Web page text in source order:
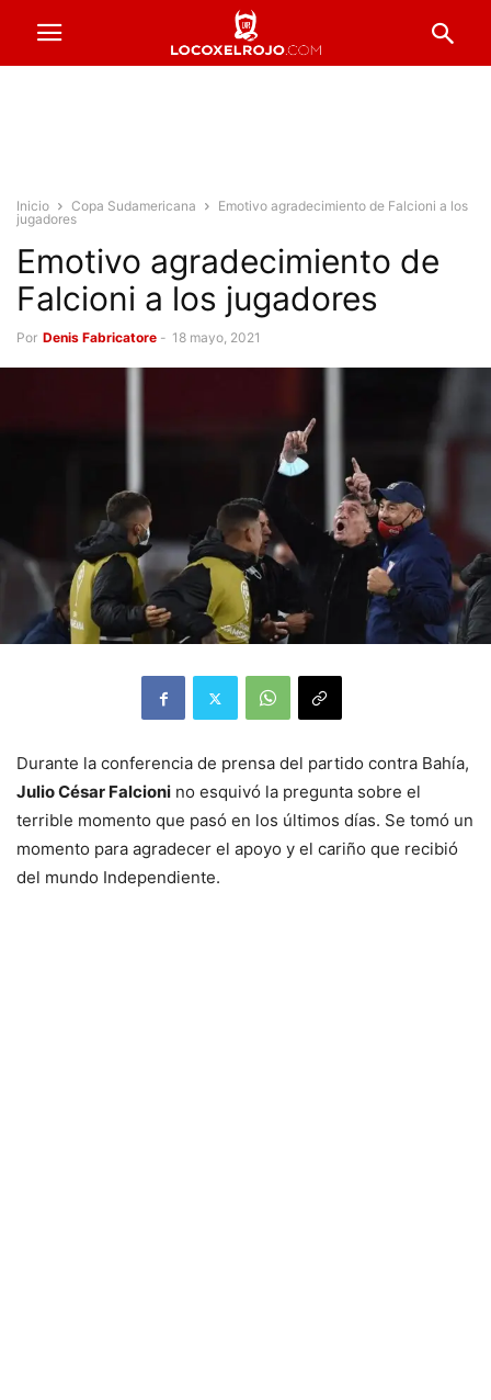
Inicio Copa Sudamericana
Emotivo agradecimiento de Falcioni a los
jugadores
Emotivo agradecimiento de
Falcioni a los jugadores
Por Denis Fabricatore - 18 mayo, 2021
Durante la conferencia de prensa del partido contra Bahía,
Julio César Falcioni no esquivó la pregunta sobre el
terrible momento que pasó en los últimos días. Se tomó un
momento para agradecer el apoyo y el cariño que recibió
del mundo Independiente.